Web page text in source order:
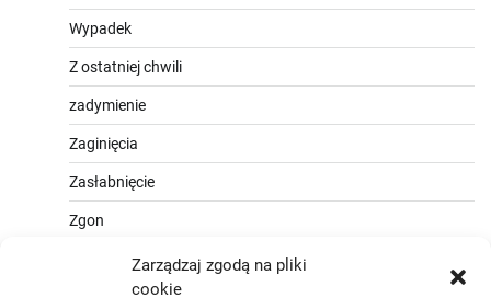
Zarządzaj zgodą na pliki
cookie
Wypadek
Z ostatniej chwili
zadymienie
Zaginięcia
Zasłabnięcie
Zgon